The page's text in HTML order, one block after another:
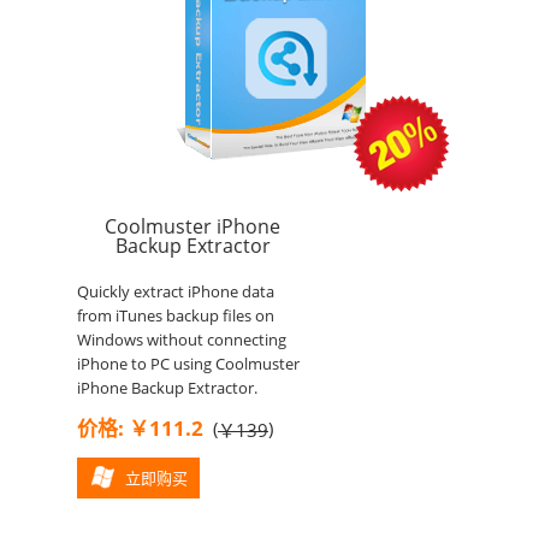
Coolmuster iPhone
Backup Extractor
Quickly extract iPhone data
from iTunes backup files on
Windows without connecting
iPhone to PC using Coolmuster
iPhone Backup Extractor.
价格: ￥111.2 (￥139)
立即购买